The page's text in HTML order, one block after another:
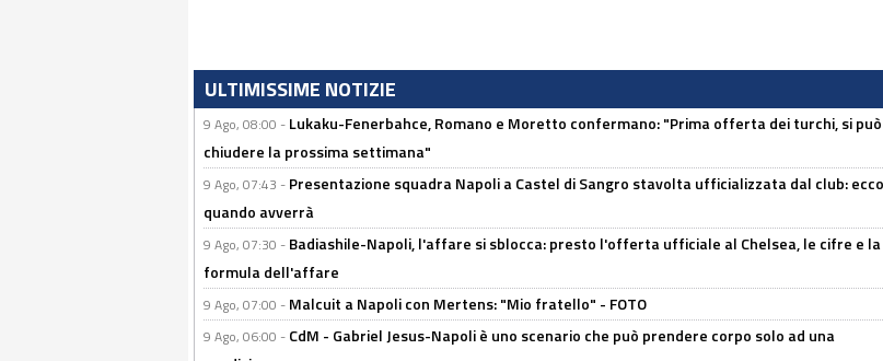
ULTIMISSIME NOTIZIE
9 Ago, 08:00 - Lukaku-Fenerbahce, Romano e Moretto confermano: "Prima offerta dei turchi, si può
chiudere la prossima settimana"
9 Ago, 07:43 - Presentazione squadra Napoli a Castel di Sangro stavolta ufficializzata dal club: ecco
quando avverrà
9 Ago, 07:30 - Badiashile-Napoli, l'affare si sblocca: presto l'offerta ufficiale al Chelsea, le cifre e la
formula dell'affare
9 Ago, 07:00 - Malcuit a Napoli con Mertens: "Mio fratello" - FOTO
9 Ago, 06:00 - CdM - Gabriel Jesus-Napoli è uno scenario che può prendere corpo solo ad una